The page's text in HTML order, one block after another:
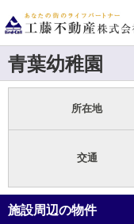
青葉幼稚園
所在地
交通
施設周辺の物件